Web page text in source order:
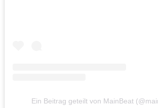
Ein Beitrag geteilt von MainBeat